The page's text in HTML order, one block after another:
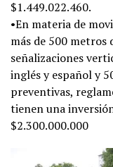
$1.449.022.460.
•En materia de
más de 500 metros
señalizaciones
inglés y español y
preventivas,
tienen una
$2.300.000.000